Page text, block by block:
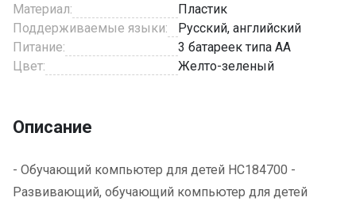
Материал:
Пластик
Поддерживаемые языки:
Русский, английский
Питание:
3 батареек типа АА
Цвет:
Желто-зеленый
Описание
- Обучающий компьютер для детей HC184700 -
Развивающий, обучающий компьютер для детей